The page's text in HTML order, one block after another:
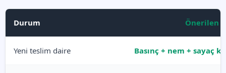
Durum Önerilen
Yeni teslim daire Basınç + nem + sayaç